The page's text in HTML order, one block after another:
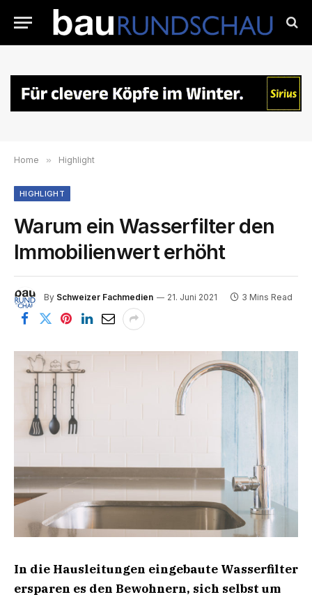
Home » Highlight
HIGHLIGHT
Warum ein Wasserfilter den
Immobilienwert erhöht
By Schweizer Fachmedien 21. Juni 2021 3 Mins Read
In die Hausleitungen eingebaute Wasserfilter
ersparen es den Bewohnern, sich selbst um